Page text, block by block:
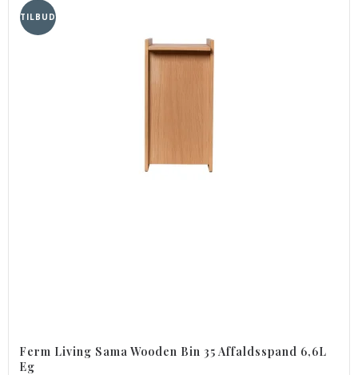
TILBUD
Ferm Living Sama Wooden Bin 35 Affaldsspand 6,6L
Eg